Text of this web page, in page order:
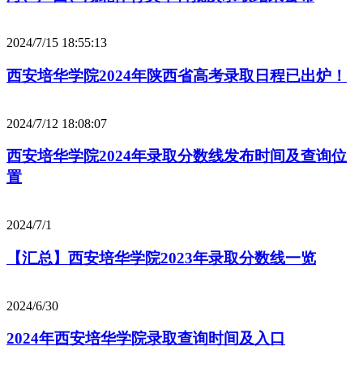
2024/7/15 18:55:13
西安培华学院2024年陕西省高考录取日程已出炉！
2024/7/12 18:08:07
西安培华学院2024年录取分数线发布时间及查询位
置
2024/7/1
【汇总】西安培华学院2023年录取分数线一览
2024/6/30
2024年西安培华学院录取查询时间及入口